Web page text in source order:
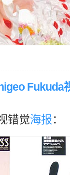
Fukuda
错觉海报：